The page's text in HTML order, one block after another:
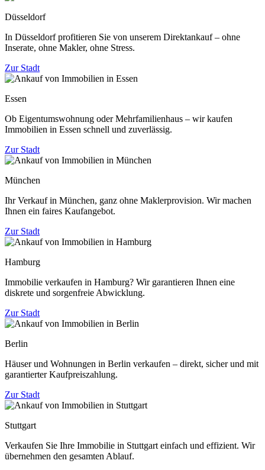
Düsseldorf
In Düsseldorf profitieren Sie von unserem Direktankauf – ohne
Inserate, ohne Makler, ohne Stress.
Zur Stadt
Essen
Ob Eigentumswohnung oder Mehrfamilienhaus – wir kaufen
Immobilien in Essen schnell und zuverlässig.
Zur Stadt
München
Ihr Verkauf in München, ganz ohne Maklerprovision. Wir machen
Ihnen ein faires Kaufangebot.
Zur Stadt
Hamburg
Immobilie verkaufen in Hamburg? Wir garantieren Ihnen eine
diskrete und sorgenfreie Abwicklung.
Zur Stadt
Berlin
Häuser und Wohnungen in Berlin verkaufen – direkt, sicher und mit
garantierter Kaufpreiszahlung.
Zur Stadt
Stuttgart
Verkaufen Sie Ihre Immobilie in Stuttgart einfach und effizient. Wir
übernehmen den gesamten Ablauf.